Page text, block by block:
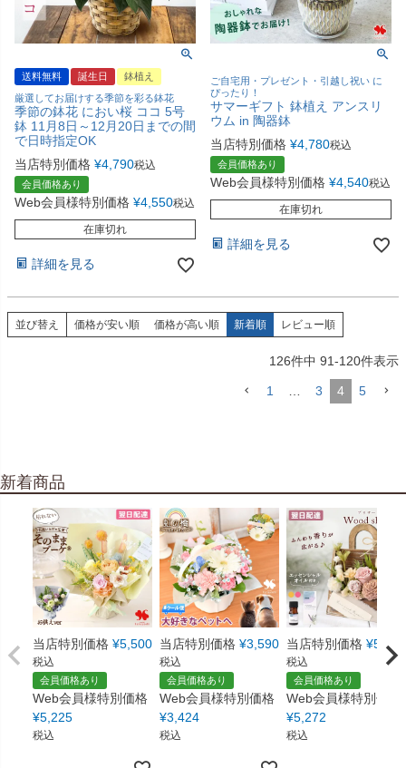
送料無料 誕生日
鉢植え
厳選してお届けする季節を彩る鉢花
季節の鉢花 におい桜 ココ 5号
鉢 11月8日～12月20日までの間
で日時指定OK
当店特別価格 ¥4,790税込
会員価格あり
Web会員様特別価格 ¥4,550税込
在庫切れ
詳細を見る
ご自宅用・プレゼント・引越し祝い に
ぴったり！
サマーギフト 鉢植え アンスリ
ウム in 陶器鉢
当店特別価格 ¥4,780税込
会員価格あり
Web会員様特別価格 ¥4,540税込
在庫切れ
詳細を見る
並び替え 価格が安い順 価格が高い順 新着順 レビュー順
126件中 91-120件表示
1 3 4 5
新着商品
当店特別価格 ¥5,500
税込
会員価格あり
Web会員様特別価格
¥5,225
税込
当店特別価格 ¥3,590
税込
会員価格あり
Web会員様特別価格
¥3,424
税込
当店特別価格 ¥5,550
税込
会員価格あり
Web会員様特別価格
¥5,272
税込